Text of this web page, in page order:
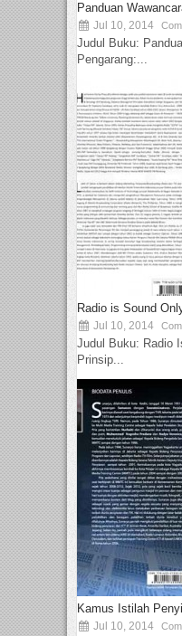
Panduan
Jul 10, 2014
Judul Buku:
Pengarang:...
Radio is Sound
Jul 10, 2014
Judul Buku: Radio
Prinsip...
Kamus Istilah
Jul 10, 2014